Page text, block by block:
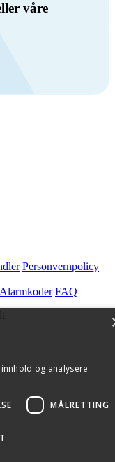
våre
Personvernpolicy
Alarmkoder FAQ
og analysere
MÅLRETTING